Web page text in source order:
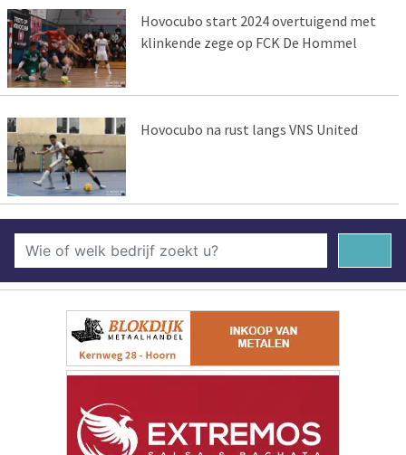
Hovocubo start 2024 overtuigend met
klinkende zege op FCK De Hommel
Hovocubo na rust langs VNS United